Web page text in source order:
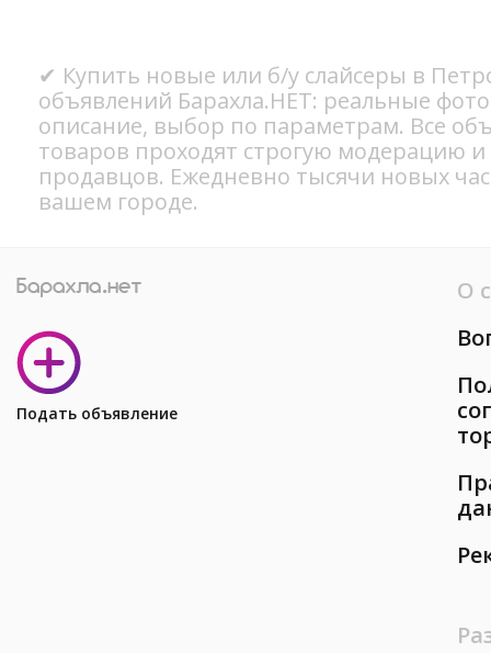
✔ Купить новые или б/у слайсеры в
объявлений Барахла.НЕТ: реальные
описание, выбор по параметрам. Все
товаров проходят строгую модерацию
продавцов. Ежедневно тысячи новых
вашем городе.
Подать объявление
О